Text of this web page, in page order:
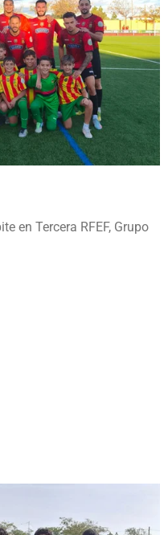
en Tercera RFEF, Grupo